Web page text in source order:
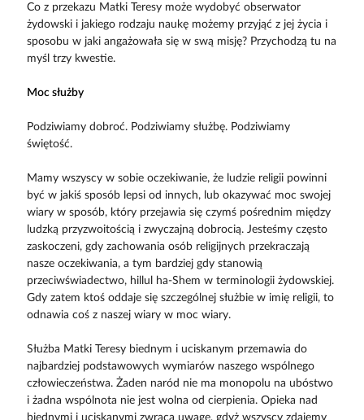
Co z przekazu Matki Teresy może wydobyć obserwator
żydowski i jakiego rodzaju naukę możemy przyjąć z jej życia i
sposobu w jaki angażowała się w swą misję? Przychodzą tu na
myśl trzy kwestie.
Moc służby
Podziwiamy dobroć. Podziwiamy służbę. Podziwiamy
świętość.
Mamy wszyscy w sobie oczekiwanie, że ludzie religii powinni
być w jakiś sposób lepsi od innych, lub okazywać moc swojej
wiary w sposób, który przejawia się czymś pośrednim między
ludzką przyzwoitością i zwyczajną dobrocią. Jesteśmy często
zaskoczeni, gdy zachowania osób religijnych przekraczają
nasze oczekiwania, a tym bardziej gdy stanowią
przeciwświadectwo, hillul ha-Shem w terminologii żydowskiej.
Gdy zatem ktoś oddaje się szczególnej służbie w imię religii, to
odnawia coś z naszej wiary w moc wiary.
Służba Matki Teresy biednym i uciskanym przemawia do
najbardziej podstawowych wymiarów naszego wspólnego
człowieczeństwa. Żaden naród nie ma monopolu na ubóstwo
i żadna wspólnota nie jest wolna od cierpienia. Opieka nad
biednymi i uciskanymi zwraca uwagę, gdyż wszyscy zdajemy